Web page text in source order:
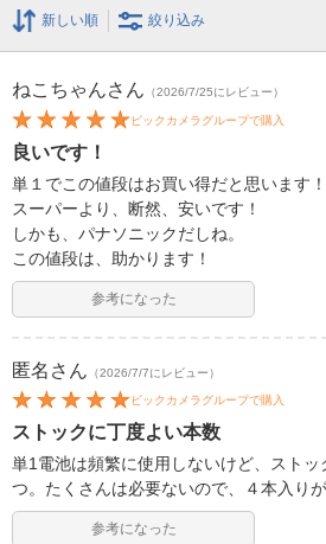
新しい順 絞り込み
ねこちゃんさん （2026/7/25にレビュー）
ビックカメラグループで購入
良いです！
単１でこの値段はお買い得だと思います！
スーパーより、断然、安いです！
しかも、パナソニックだしね。
この値段は、助かります！
参考になった
匿名 さん （2026/7/7にレビュー）
ビックカメラグループで購入
ストックに丁度よい本数
単1電池は頻繁に使用しないけど、スト
つ。たくさんは必要ないので、４本入りが
参考になった